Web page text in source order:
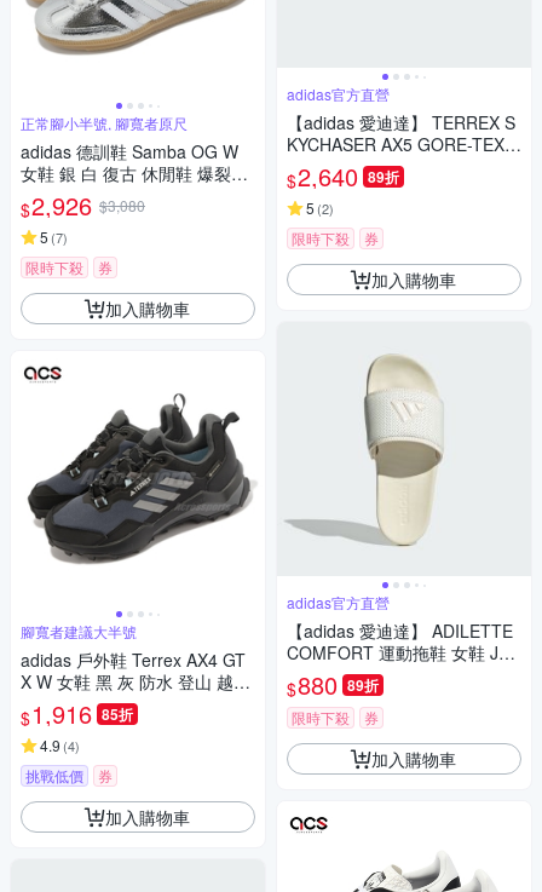
正常腳小半號, 腳寬者原尺
adidas 德訓鞋 Samba OG W
女鞋 銀 白 復古 休閒鞋 爆裂紋
愛迪達 JR0035
$2,926 $3,080
5 (7)
限時下殺 券
加入購物車
腳寬者建議大半號
adidas 戶外鞋 Terrex AX4 GT
X W 女鞋 黑 灰 防水 登山 越野
郊山 愛迪達 HQ1051
$1,916 85折
4.9 (4)
挑戰低價 券
加入購物車
adidas官方直營
【adidas 愛迪達】 TERREX S
KYCHASER AX5 GORE-TEX
登山鞋 防潑水 女鞋 JQ2222
$2,640 89折
5 (2)
限時下殺 券
加入購物車
adidas官方直營
【adidas 愛迪達】 ADILETTE
COMFORT 運動拖鞋 女鞋 JS3
620
$880 89折
限時下殺 券
加入購物車